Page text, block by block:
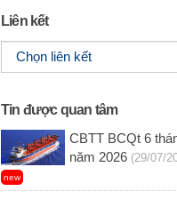
Liên kết
Tin được quan tâm
CBTT BCQt 6
năm 2026 (29/07/
new